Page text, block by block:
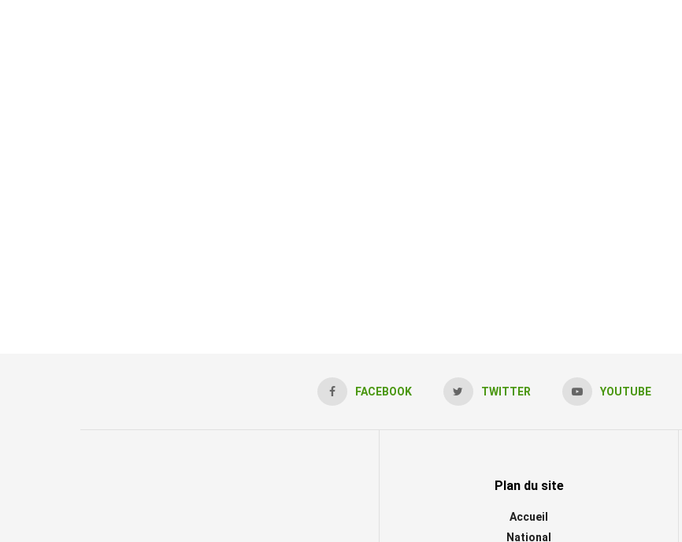
FACEBOOK TWITTER YOUTUBE
Plan du site
Accueil
National